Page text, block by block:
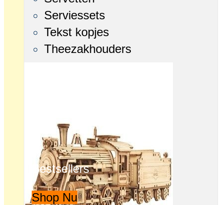
Serviessets
Tekst kopjes
Theezakhouders
Bestsellers
Shop Nu